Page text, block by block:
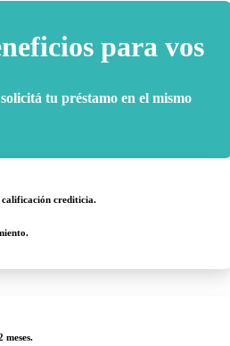
para vos
tu préstamo en el mismo
crediticia.
meses.